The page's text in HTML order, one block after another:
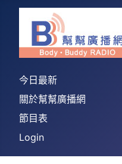
今日最新
關於幫幫廣播網
節目表
Login